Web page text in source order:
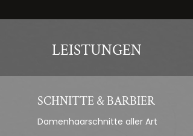
LEISTUNGEN
SCHNITTE & BARBIER
Damenhaarschnitte aller Art